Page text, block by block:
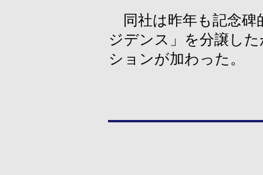
同社は昨年も記念碑
ジデンス」を分譲し
ションが加わった。